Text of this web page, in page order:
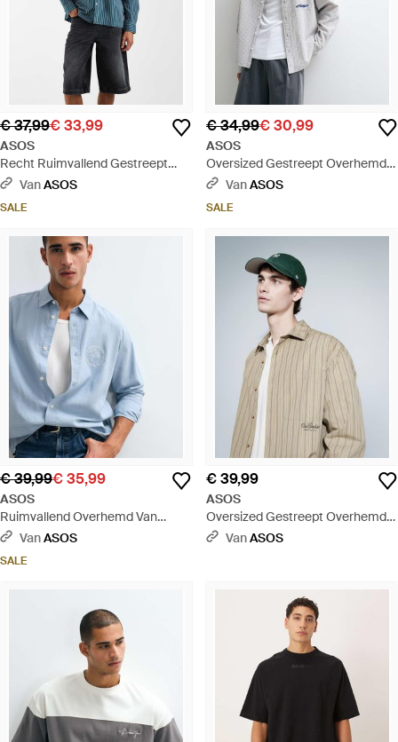
€ 37,99€ 33,99
ASOS
Recht Ruimvallend Gestreept
Overhemd Met Reverskraag En
VanASOS
SALE
€ 34,99€ 30,99
ASOS
Oversized Gestreept Overhemd
Van Seersuckerstof Met
VanASOS
SALE
€ 39,99€ 35,99
ASOS
Ruimvallend Overhemd Van
Linnenmix Met Ton-Sur-Ton
VanASOS
SALE
€ 39,99
ASOS
Oversized Gestreept Overhemd
Met Print Op De Borst En Rug -
VanASOS